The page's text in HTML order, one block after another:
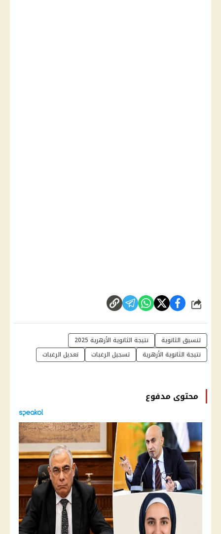
شارك
تنسيق الثانوية
نتيجة الثانوية الأزهرية 2025
نتيجة الثانوية الأزهرية
تسجيل الرغبات تعديل الرغبات
محتوى مدفوع